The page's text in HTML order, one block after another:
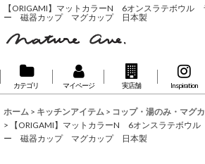
【ORIGAMI】マットカラーN 6オンスラテボウ
ー 磁器カップ マグカップ 日本製
カテゴリ マイページ 実店舗 Inspiration
ホーム > キッチンアイテム > コップ・湯のみ・マグ
>
【ORIGAMI】マットカラーN 6オンスラテボ
ー 磁器カップ マグカップ 日本製